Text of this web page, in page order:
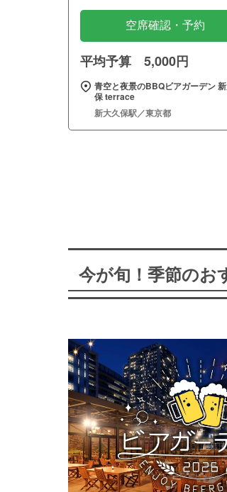
空席確認・予約
平均予算 5,000円
青空と夜景のBBQビアガーデン
保 terrace
新大久保駅／東京都
今が旬！季節のお